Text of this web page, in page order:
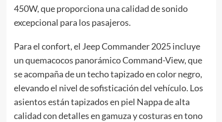
450W, que proporciona una calidad de sonido
excepcional para los pasajeros.
Para el confort, el Jeep Commander 2025 incluye
un quemacocos panorámico Command-View, que
se acompaña de un techo tapizado en color negro,
elevando el nivel de sofisticación del vehículo. Los
asientos están tapizados en piel Nappa de alta
calidad con detalles en gamuza y costuras en tono